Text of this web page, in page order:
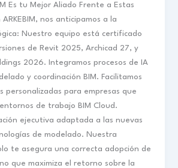
Es tu Mejor Aliado Frente a Estas
ARKEBIM, nos anticipamos a la
Nuestro equipo está certificado
de Revit 2025, Archicad 27, y
2026. Integramos procesos de IA
y coordinación BIM. Facilitamos
personalizadas para empresas que
de trabajo BIM Cloud.
ejecutiva adaptada a las nuevas
de modelado. Nuestra
te asegura una correcta adopción de
que maximiza el retorno sobre la